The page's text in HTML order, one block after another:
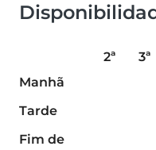
2ª 3ª
Manhã
Tarde
Fim de